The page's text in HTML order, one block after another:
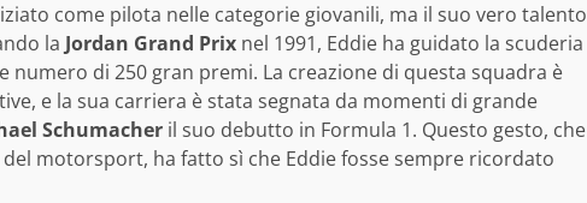
come pilota nelle categorie giovanili, ma il suo vero talento
la Jordan Grand Prix nel 1991, Eddie ha guidato la scuderia
di 250 gran premi. La creazione di questa squadra è
e la sua carriera è stata segnata da momenti di grande
Schumacher il suo debutto in Formula 1. Questo gesto, che
motorsport, ha fatto sì che Eddie fosse sempre ricordato